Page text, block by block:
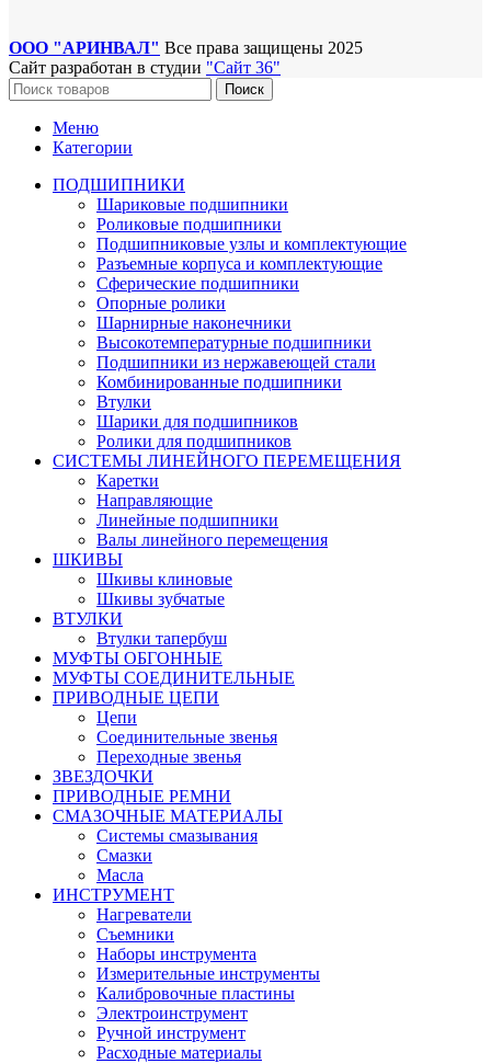
ООО "АРИНВАЛ" Все права защищены 2025
Сайт разработан в студии "Сайт 36"
Поиск
Меню
Категории
ПОДШИПНИКИ
Шариковые подшипники
Роликовые подшипники
Подшипниковые узлы и комплектующие
Разъемные корпуса и комплектующие
Сферические подшипники
Опорные ролики
Шарнирные наконечники
Высокотемпературные подшипники
Подшипники из нержавеющей стали
Комбинированные подшипники
Втулки
Шарики для подшипников
Ролики для подшипников
СИСТЕМЫ ЛИНЕЙНОГО ПЕРЕМЕЩЕНИЯ
Каретки
Направляющие
Линейные подшипники
Валы линейного перемещения
ШКИВЫ
Шкивы клиновые
Шкивы зубчатые
ВТУЛКИ
Втулки тапербуш
МУФТЫ ОБГОННЫЕ
МУФТЫ СОЕДИНИТЕЛЬНЫЕ
ПРИВОДНЫЕ ЦЕПИ
Цепи
Соединительные звенья
Переходные звенья
ЗВЕЗДОЧКИ
ПРИВОДНЫЕ РЕМНИ
СМАЗОЧНЫЕ МАТЕРИАЛЫ
Системы смазывания
Смазки
Масла
ИНСТРУМЕНТ
Нагреватели
Съемники
Наборы инструмента
Измерительные инструменты
Калибровочные пластины
Электроинструмент
Ручной инструмент
Расходные материалы